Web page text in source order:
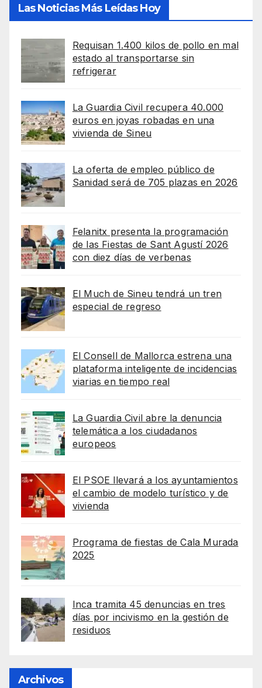
Las Noticias Más Leídas Hoy
Requisan 1.400 kilos de pollo en mal
estado al transportarse sin
refrigerar
La Guardia Civil recupera 40.000
euros en joyas robadas en una
vivienda de Sineu
La oferta de empleo público de
Sanidad será de 705 plazas en 2026
Felanitx presenta la programación
de las Fiestas de Sant Agustí 2026
con diez días de verbenas
El Much de Sineu tendrá un tren
especial de regreso
El Consell de Mallorca estrena una
plataforma inteligente de incidencias
viarias en tiempo real
La Guardia Civil abre la denuncia
telemática a los ciudadanos
europeos
El PSOE llevará a los ayuntamientos
el cambio de modelo turístico y de
vivienda
Programa de fiestas de Cala Murada
2025
Inca tramita 45 denuncias en tres
días por incivismo en la gestión de
residuos
Archivos